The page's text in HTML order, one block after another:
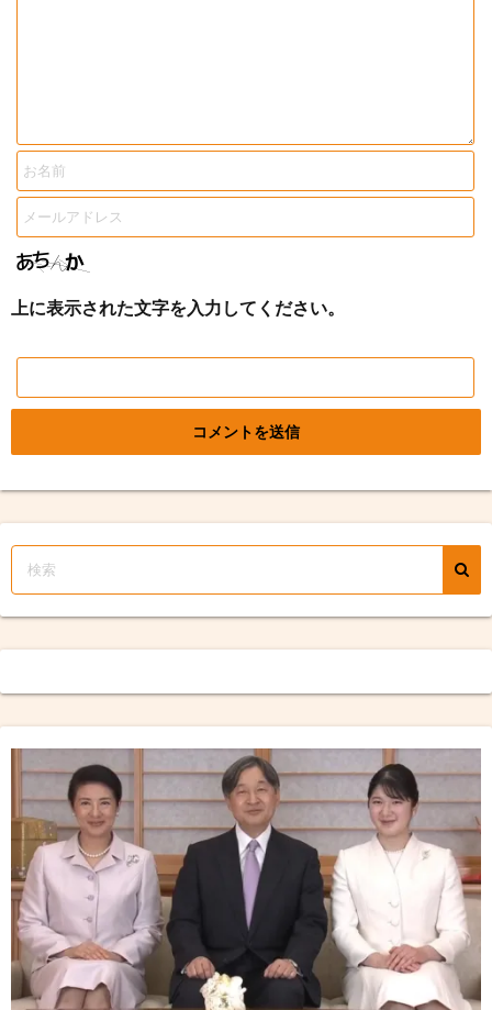
上に表示された文字を入力してください。